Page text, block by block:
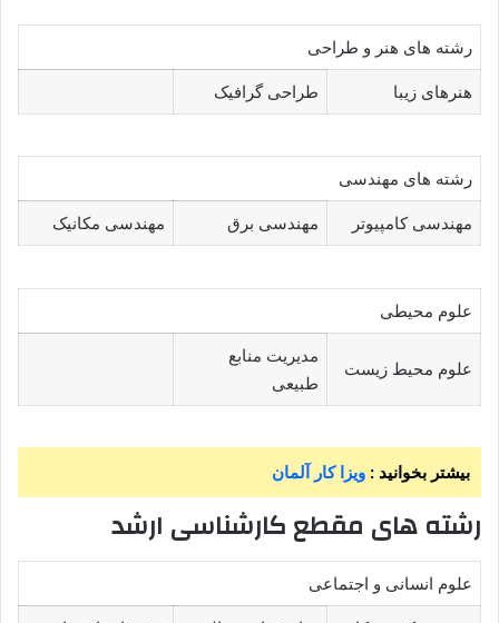
رشته های هنر و طراحی
هنرهای زیبا طراحی گرافیک
رشته های مهندسی
مهندسی کامپیوتر مهندسی برق مهندسی مکانیک
علوم محیطی
علوم محیط زیست
مدیریت منابع
طبیعی
بیشتر بخوانید : ویزا کار آلمان
رشته های مقطع کارشناسی ارشد
علوم انسانی و اجتماعی